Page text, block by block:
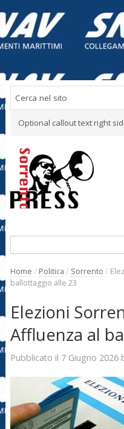
Optional callout text right
Home / Politica / Sorrento /
ballottaggio alle 23
Elezioni
Affluenza al
Pubblicato il 7 Giugno 2026